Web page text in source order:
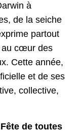
à
de la seiche
partout
au cœur des
Cette année,
et de ses
collective,
Fête de toutes